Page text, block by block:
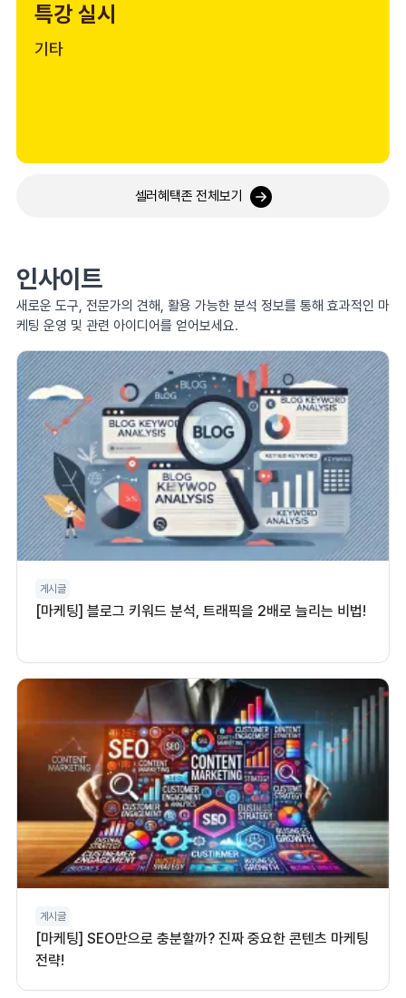
특강 실시
기타
셀러혜택존 전체보기
인사이트
새로운 도구, 전문가의 견해, 활용 가능한 분석 정보를 통해 효과적인 마
케팅 운영 및 관련 아이디어를 얻어보세요.
게시글
[마케팅] 블로그 키워드 분석, 트래픽을 2배로 늘리는 비법!
게시글
[마케팅] SEO만으로 충분할까? 진짜 중요한 콘텐츠 마케팅
전략!